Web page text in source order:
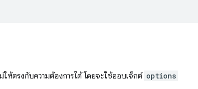
ห้ตรงกับความต้องการได้ โดยจะใช้ออบเจ็กต์ options